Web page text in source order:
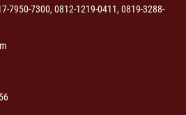
7950-7300, 0812-1219-0411, 0819-3288-